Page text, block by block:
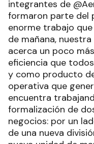
integrantes de
formaron parte del
enorme trabajo
de mañana,
acerca un poco
eficiencia que
y como producto
operativa que
encuentra
formalización de
negocios: por un
de una nueva